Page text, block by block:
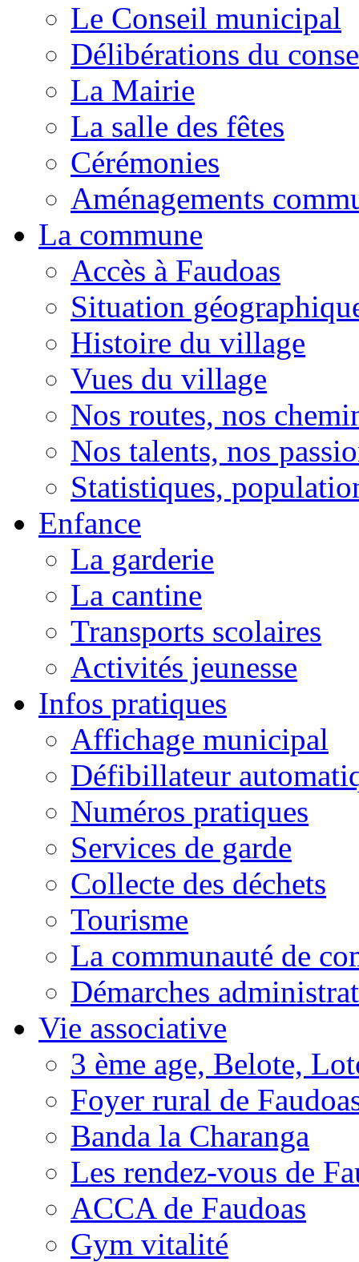
Le Conseil municipal
Délibérations du
La Mairie
La salle des fêtes
Cérémonies
Aménagements
La commune
Accès à Faudoas
Situation
Histoire du village
Vues du village
Nos routes, nos
Nos talents, nos
Statistiques,
Enfance
La garderie
La cantine
Transports scolaires
Activités jeunesse
Infos pratiques
Affichage municipal
Défibillateur
Numéros pratiques
Services de garde
Collecte des déchets
Tourisme
La communauté de
Démarches
Vie associative
3 ème age, Belote,
Foyer rural de
Banda la Charanga
Les rendez-vous de
ACCA de Faudoas
Gym vitalité